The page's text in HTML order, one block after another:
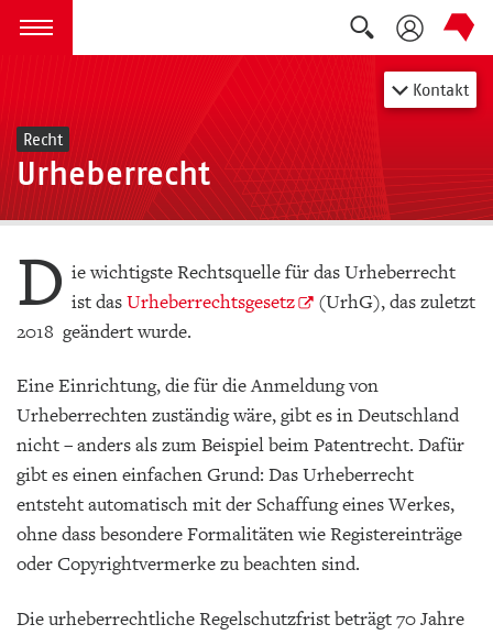
zum Inhalt springen
Menü öffnen
Suche
Kontakt
Recht
Urheberrecht
D ie wichtigste Rechtsquelle für das Urheberrecht
ist dasUrheberrechtsgesetz
(UrhG), das zuletzt
2018 geändert wurde.
Eine Einrichtung, die für die Anmeldung von
Urheberrechten zuständig wäre, gibt es in Deutschland
nicht – anders als zum Beispiel beim Patentrecht. Dafür
gibt es einen einfachen Grund: Das Urheberrecht
entsteht automatisch mit der Schaffung eines Werkes,
ohne dass besondere Formalitäten wie Registereinträge
oder Copyrightvermerke zu beachten sind.
Die urheberrechtliche Regelschutzfrist beträgt 70 Jahre